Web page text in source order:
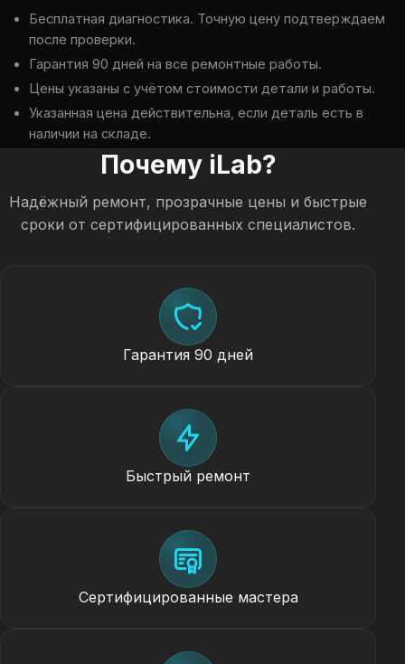
Бесплатная диагностика. Точную цену подтверждаем
после проверки.
Гарантия 90 дней на все ремонтные работы.
Цены указаны с учётом стоимости детали и работы.
Указанная цена действительна, если деталь есть в
наличии на складе.
Почему iLab?
Надёжный ремонт, прозрачные цены и быстрые
сроки от сертифицированных специалистов.
Гарантия 90 дней
Быстрый ремонт
Сертифицированные мастера